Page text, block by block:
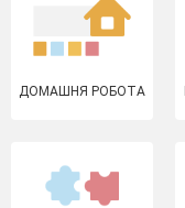
ДОМАШНЯ РОБОТА